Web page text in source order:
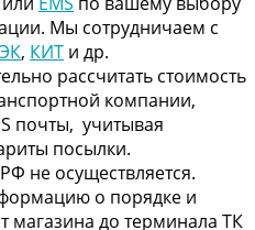
Мы сотрудничаем с
, КИТ и др.
рассчитать стоимость
компании,
почты, учитывая
посылки.
не осуществляется.
о порядке и
магазина до терминала ТК